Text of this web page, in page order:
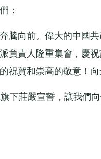
：
向前。偉大的中國共
負責人隆重集會，慶
祝賀和崇高的敬意！
莊嚴宣誓，讓我們向